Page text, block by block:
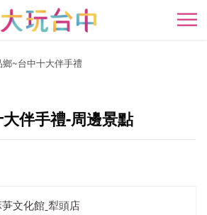
開
鄉~台中十大伴手禮
伴手禮-周邊景點
文化館ˍ犁頭店